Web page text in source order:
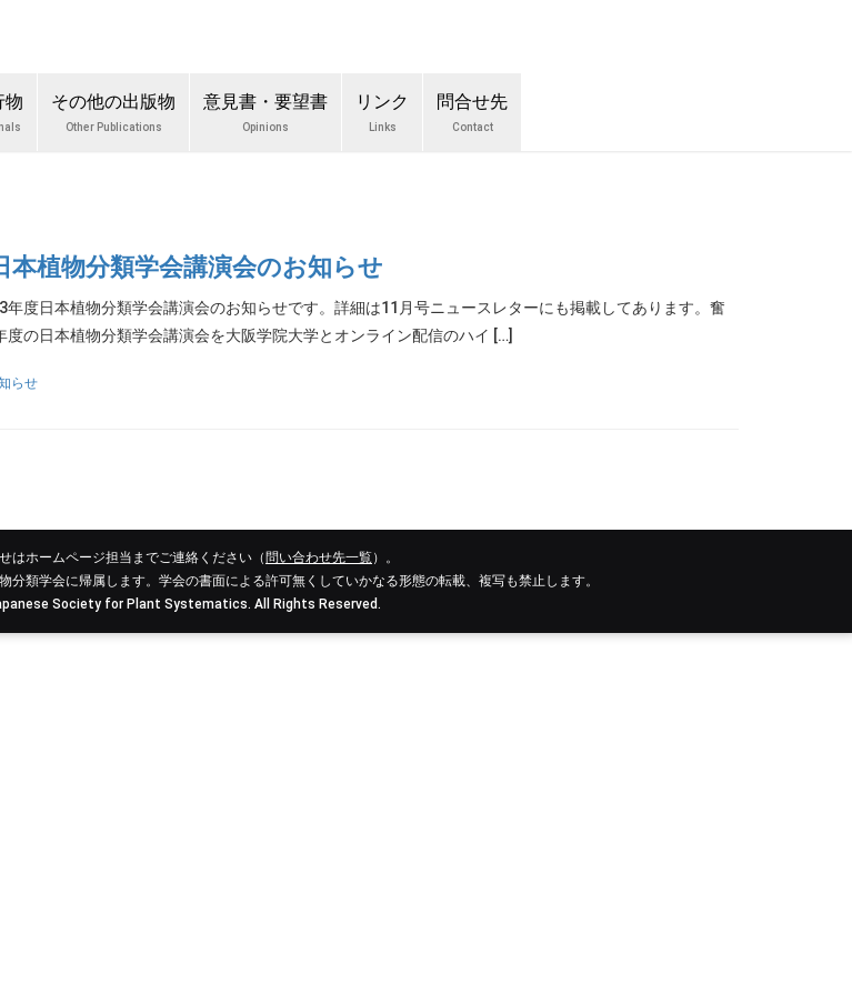
物 その他の出版物
Other Publications
意見書・要望書
Opinions
リンク
Links
問合せ先
Contact
本植物分類学会講演会のお知らせ
年度日本植物分類学会講演会のお知らせです。詳細は11月号ニュースレターにも掲載してあります。奮
度の日本植物分類学会講演会を大阪学院大学とオンライン配信のハイ […]
らせ
はホームページ担当までご連絡ください（ 問い合わせ先一覧）。
類学会に帰属します。学会の書面による許可無くしていかなる形態の転載、複写も禁止します。
Society for Plant Systematics. All Rights Reserved.